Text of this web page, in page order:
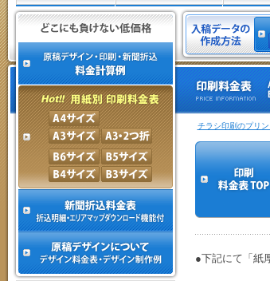
チラシ印刷のプリ
●下記にて「紙